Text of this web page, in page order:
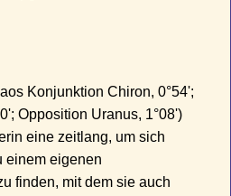
Konjunktion Chiron, 0°54';
Opposition Uranus, 1°08')
eine zeitlang, um sich
einem eigenen
finden, mit dem sie auch